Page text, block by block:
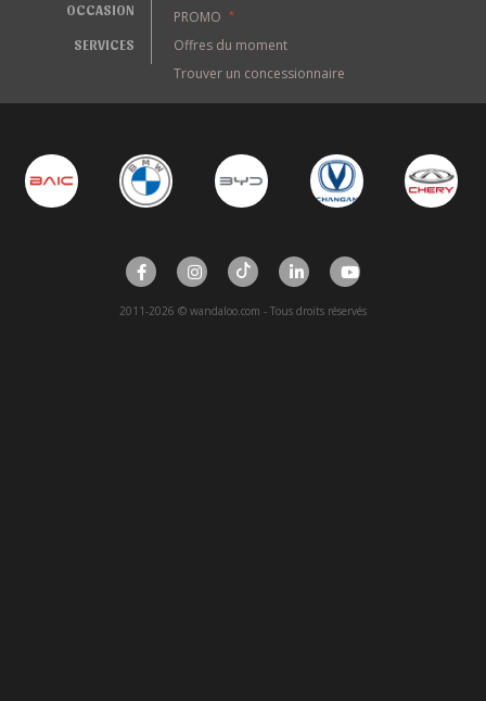
OCCASION
SERVICES
PROMO
*
Offres du moment
Trouver un concessionnaire
2011-2026 © wandaloo.com - Tous droits réservés